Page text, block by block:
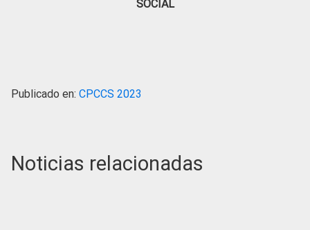
SOCIAL
Publicado en: CPCCS 2023
Noticias relacionadas